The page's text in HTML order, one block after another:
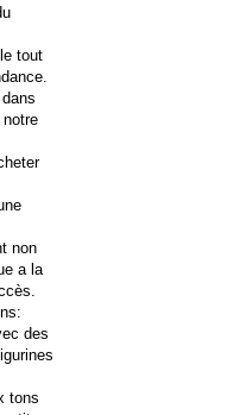
tout
non
a la
des
tons